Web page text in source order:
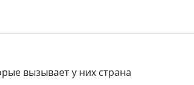
вызывает у них страна